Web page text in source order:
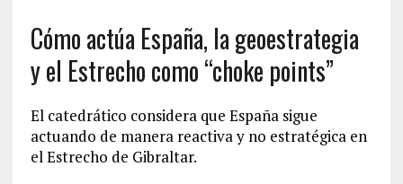
Cómo actúa España, la geoestrategia
y el Estrecho como “choke points”
El catedrático considera que España sigue
actuando de manera reactiva y no estratégica en
el Estrecho de Gibraltar.